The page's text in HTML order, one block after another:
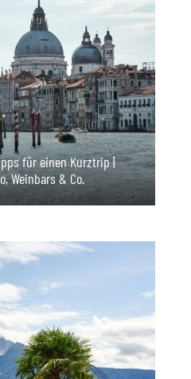
für einen Kurztrip |
Weinbars & Co.